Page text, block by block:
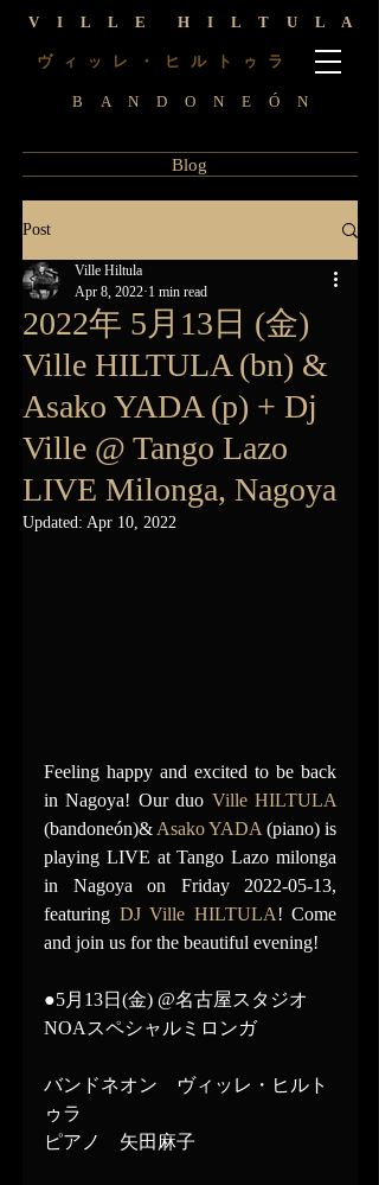
ヴ ィ ッ レ ・ ヒ ル ト ゥ ラ
V I L L E H I L T U L A
B A N D O N E Ó N
Blog
Post
2022年 5月13日 (金)
Ville HILTULA (bn) &
Asako YADA (p) + Dj
Ville @ Tango Lazo
LIVE Milonga, Nagoya
Ville Hiltula
Apr 8, 2022 1 min read
Updated: Apr 10, 2022
Feeling happy and excited to be back
in Nagoya! Our duo Ville HILTULA
(bandoneón)& Asako YADA (piano) is
playing LIVE at Tango Lazo milonga
in Nagoya on Friday 2022-05-13,
featuring DJ Ville HILTULA! Come
and join us for the beautiful evening!
●5月13日(金) @名古屋スタジオ
NOAスペシャルミロンガ
バンドネオン　ヴィッレ・ヒルト
ゥラ
ピアノ　矢田麻子